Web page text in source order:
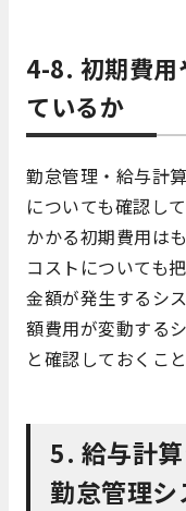
4-8. 初期費用
ているか
勤怠管理・給与計
についても確認し
かかる初期費用は
コストについても
金額が発生するシ
額費用が変動する
と確認しておくこ
5. 給与計
勤怠管理シ